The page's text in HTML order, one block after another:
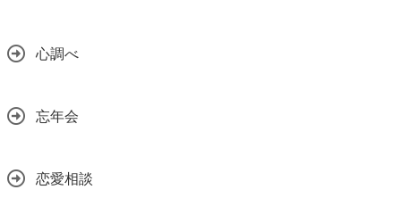
心調べ
忘年会
恋愛相談